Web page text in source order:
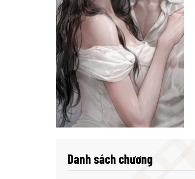
Danh sách chương